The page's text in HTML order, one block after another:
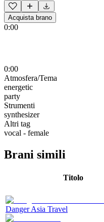
Acquista brano
0:00
0:00
Atmosfera/Tema
energetic
party
Strumenti
synthesizer
Altri tag
vocal - female
Brani simili
Titolo
Danger Asia Travel